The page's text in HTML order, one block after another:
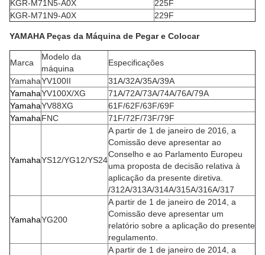
KGR-M71N5-A0X
225F
KGR-M71N9-A0X
229F
YAMAHA Peças da Máquina de Pegar e Colocar
Marca
Modelo da
máquina
Especificações
YamahaYV100II
31A/32A/35A/39A
YamahaYV100X/XG
71A/72A/73A/74A/76A/79A
YamahaYV88XG
61F/62F/63F/69F
YamahaFNC 71F/72F/73F/79F
YamahaYS12/YG12/YS24
A partir de 1 de janeiro de 2016, a
Comissão deve apresentar ao
Conselho e ao Parlamento Europeu
uma proposta de decisão relativa à
aplicação da presente diretiva.
/312A/313A/314A/315A/316A/317
YamahaYG200
A partir de 1 de janeiro de 2014, a
Comissão deve apresentar um
relatório sobre a aplicação do presente
regulamento.
A partir de 1 de janeiro de 2014, a